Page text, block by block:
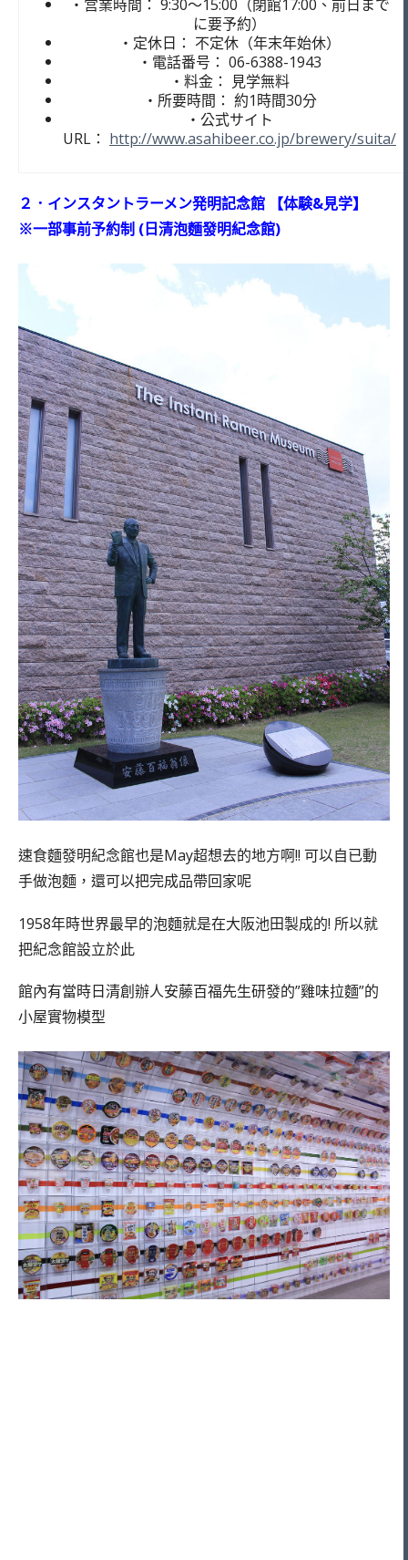
・営業時間： 9:30～15:00（閉館17:00、前日まで
に要予約）
・定休日： 不定休（年末年始休）
・電話番号： 06-6388-1943
・料金： 見学無料
・所要時間： 約1時間30分
・公式サイト
URL： http://www.asahibeer.co.jp/brewery/suita/
２．インスタントラーメン発明記念館 【体験&見学】
※一部事前予約制 (日清泡麵發明紀念館)
速食麵發明紀念館也是May超想去的地方啊!! 可以自已動
手做泡麵，還可以把完成品帶回家呢
1958年時世界最早的泡麵就是在大阪池田製成的! 所以就
把紀念館設立於此
館內有當時日清創辦人安藤百福先生研發的”雞味拉麵”的
小屋實物模型